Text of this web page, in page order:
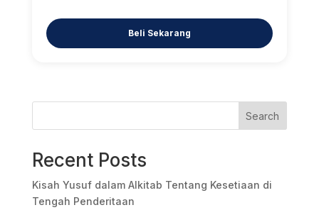
Search
Recent Posts
Kisah Yusuf dalam Alkitab Tentang Kesetiaan di
Tengah Penderitaan